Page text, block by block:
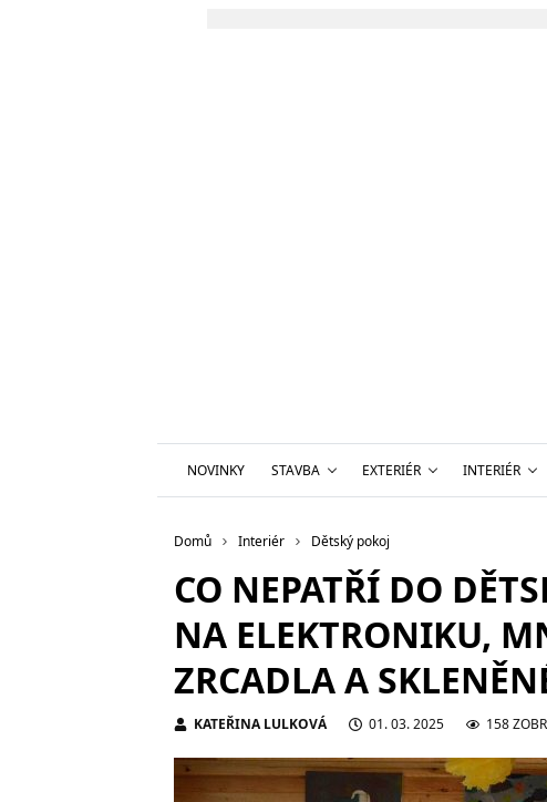
NOVINKY STAVBA EXTERIÉR INTERIÉR
Domů Interiér Dětský pokoj
CO NEPATŘÍ DO
NA ELEKTRONIKU,
ZRCADLA A
KATEŘINA LULKOVÁ 01. 03. 2025 158